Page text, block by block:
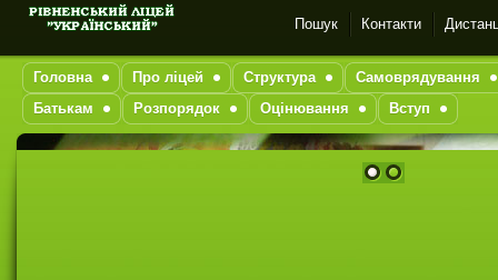
Пошук Контакти
Головна Про ліцей Структура
Самоврядування
Батькам
Розпорядок Оцінювання Вступ